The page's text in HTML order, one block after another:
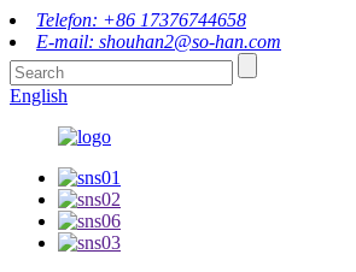
Telefon: +86 17376744658
E-mail: shouhan2@so-han.com
English